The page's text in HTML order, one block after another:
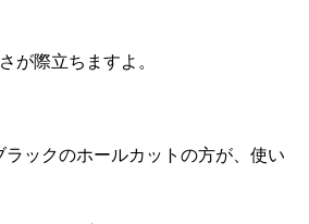
が際立ちますよ。
ックのホールカットの方が、使い